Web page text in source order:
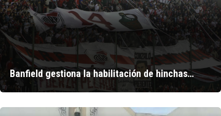
Banfield gestiona la habilitación de hinchas…